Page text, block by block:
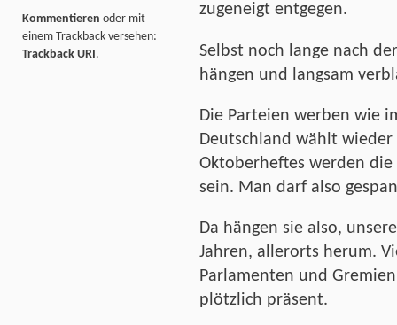
zugeneigt entgegen.
Selbst noch lange nach
hängen und langsam
Die Parteien werben wie
Deutschland wählt
Oktoberheftes werden
sein. Man darf also
Da hängen sie also,
Jahren, allerorts herum.
Parlamenten und
plötzlich präsent.
Kommentieren oder mit
einem Trackback versehen:
Trackback URI.